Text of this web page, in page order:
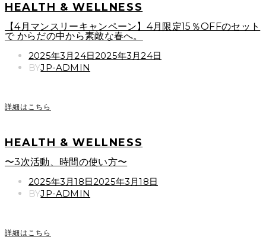
HEALTH & WELLNESS
【4月マンスリーキャンペーン】4月限定15％OFFのセット
で からだの中から素敵な春へ。
POSTED
ON
2025年3月24日2025年3月24日
BYJP-ADMIN
詳細はこちら
HEALTH & WELLNESS
〜3次活動、時間の使い方〜
POSTED
ON
2025年3月18日2025年3月18日
BYJP-ADMIN
詳細はこちら